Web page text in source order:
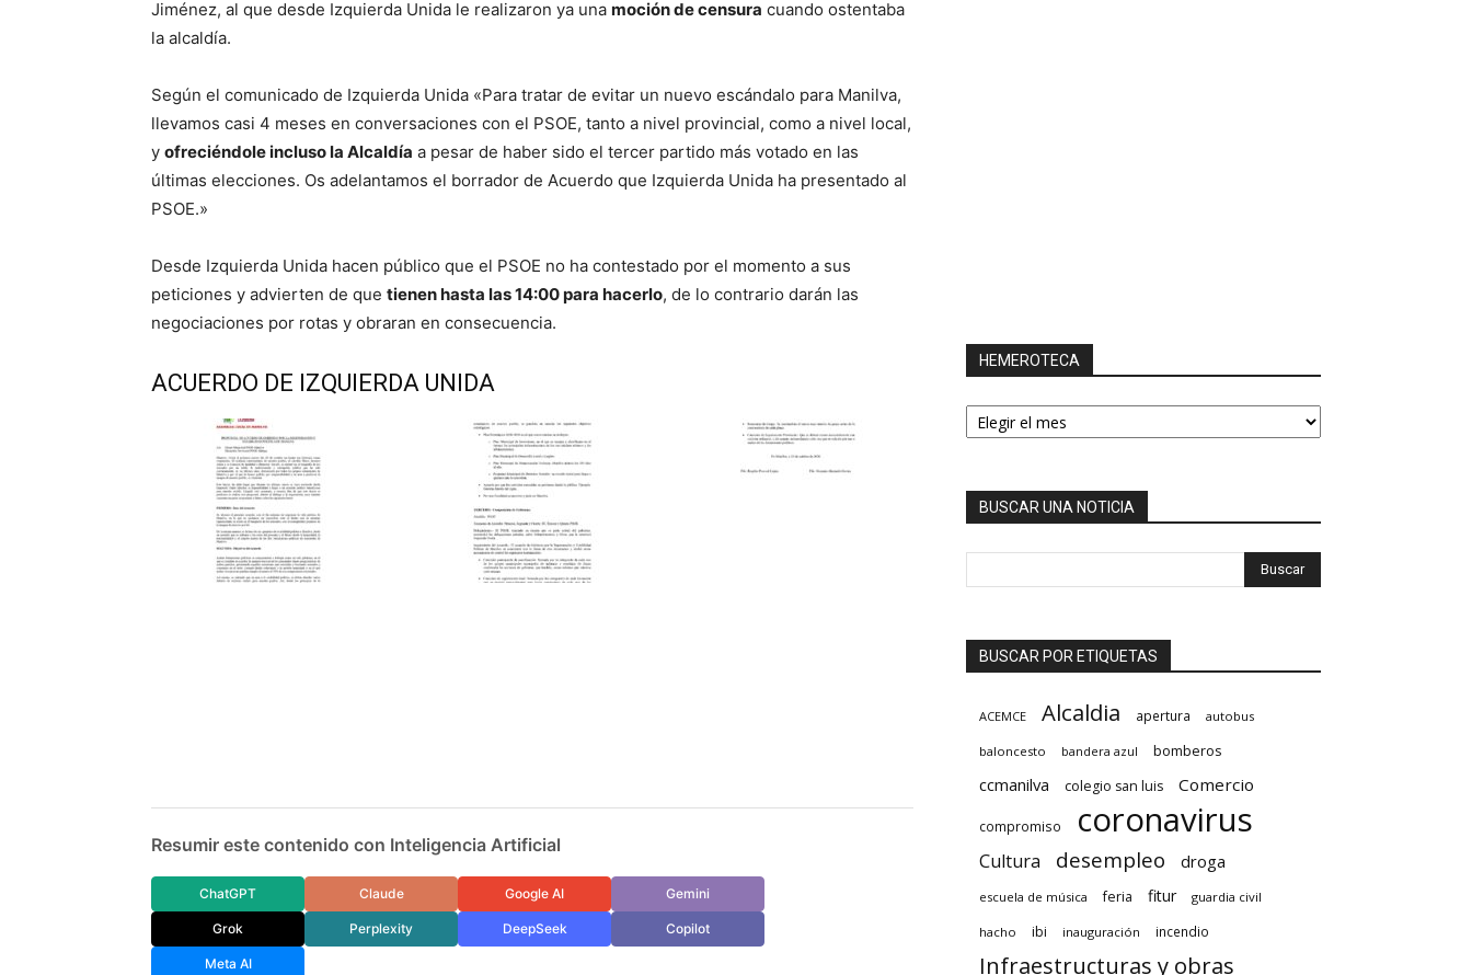
Jiménez, al que desde Izquierda Unida le realizaron ya una moción de censura cuando ostentaba
la alcaldía.
Según el comunicado de Izquierda Unida «Para tratar de evitar un nuevo escándalo para Manilva,
llevamos casi 4 meses en conversaciones con el PSOE, tanto a nivel provincial, como a nivel local,
y ofreciéndole incluso la Alcaldía a pesar de haber sido el tercer partido más votado en las
últimas elecciones. Os adelantamos el borrador de Acuerdo que Izquierda Unida ha presentado al
PSOE.»
Desde Izquierda Unida hacen público que el PSOE no ha contestado por el momento a sus
peticiones y advierten de que tienen hasta las 14:00 para hacerlo, de lo contrario darán las
negociaciones por rotas y obraran en consecuencia.
ACUERDO DE IZQUIERDA UNIDA
Resumir este contenido con Inteligencia Artificial
ChatGPT Claude Google AI Gemini
Grok Perplexity DeepSeek Copilot
Meta AI
HEMEROTECA
HEMEROTECA
BUSCAR UNA NOTICIA
BUSCAR POR ETIQUETAS
ACEMCE Alcaldia apertura autobus
baloncesto bandera azul bomberos
ccmanilva colegio san luis Comercio
compromiso coronavirus
Cultura desempleo droga
escuela de música feria fitur guardia civil
hacho ibi inauguración incendio
Infraestructuras y obras